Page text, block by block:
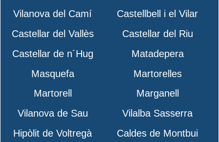
Vilanova del Camí
Castellbell i el Vilar
Castellar del Vallès
Castellar del Riu
Castellar de n´Hug
Matadepera
Masquefa
Martorelles
Martorell
Marganell
Vilanova de Sau
Vilalba Sasserra
Hipòlit de Voltregà
Caldes de Montbui